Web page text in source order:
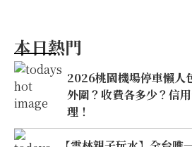
本日熱門
2026桃園機場停車懶人
外圍？收費各多少？信
理！